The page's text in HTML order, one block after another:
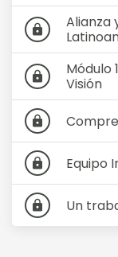
lock
Alianza
lock
Módulo
Visión
lock
lock Equipo
lock Un